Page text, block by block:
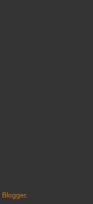
Blogger.